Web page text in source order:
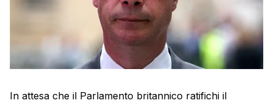
In attesa che il Parlamento britannico ratifichi il